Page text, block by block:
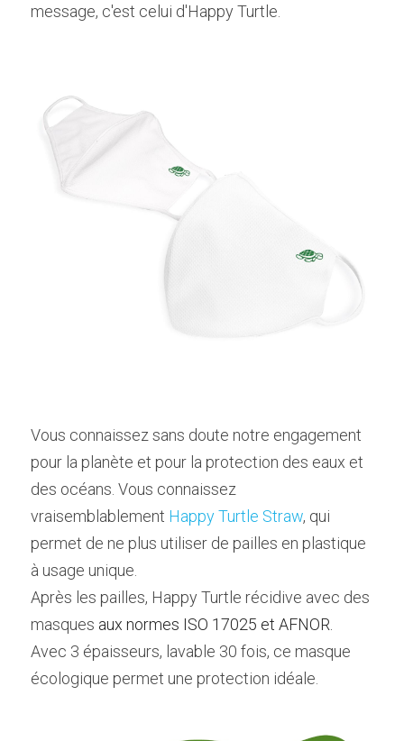
message, c'est celui d'Happy Turtle.
Vous connaissez sans doute notre engagement
pour la planète et pour la protection des eaux et
des océans. Vous connaissez
vraisemblablement Happy Turtle Straw, qui
permet de ne plus utiliser de pailles en plastique
à usage unique.
Après les pailles, Happy Turtle récidive avec des
masques aux normes ISO 17025 et AFNOR.
Avec 3 épaisseurs, lavable 30 fois, ce masque
écologique permet une protection idéale.